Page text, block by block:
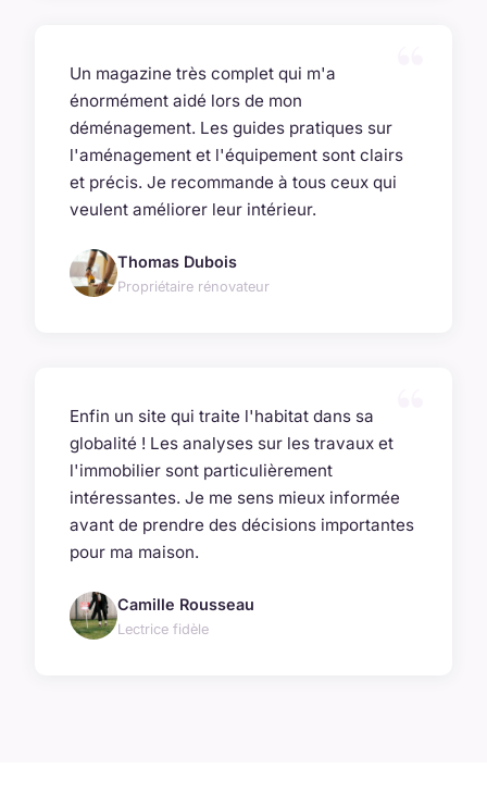
Un magazine très complet qui m'a
énormément aidé lors de mon
déménagement. Les guides pratiques sur
l'aménagement et l'équipement sont clairs
et précis. Je recommande à tous ceux qui
veulent améliorer leur intérieur.
Thomas Dubois
Propriétaire rénovateur
Enfin un site qui traite l'habitat dans sa
globalité ! Les analyses sur les travaux et
l'immobilier sont particulièrement
intéressantes. Je me sens mieux informée
avant de prendre des décisions importantes
pour ma maison.
Camille Rousseau
Lectrice fidèle